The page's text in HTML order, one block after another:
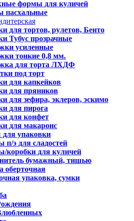
формы для куличей
пасхальные
для тортов, рулетов, Бенто
Тубус прозрачные
усиленные
тонкие 0,8 мм.
для торта ЛХДФ
под торт
для капкейков
для пряников
для зефира, эклеров, эскимо
для пирога
для конфет
для макаронс
упаковки
п/э для сладостей
коробки для куличей
бумажный, тишью
оберточная
упаковка, сумки